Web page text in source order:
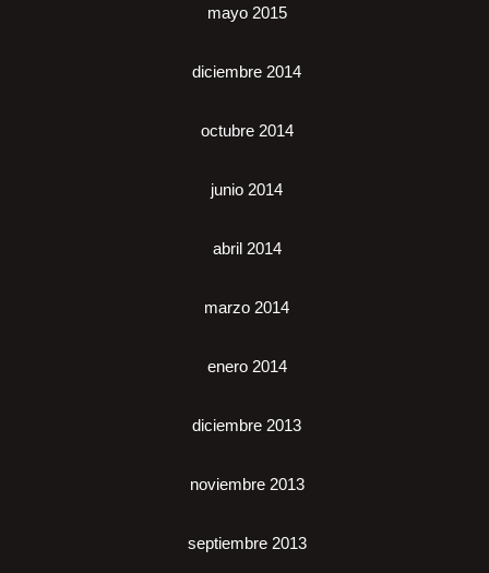
mayo 2015
diciembre 2014
octubre 2014
junio 2014
abril 2014
marzo 2014
enero 2014
diciembre 2013
noviembre 2013
septiembre 2013